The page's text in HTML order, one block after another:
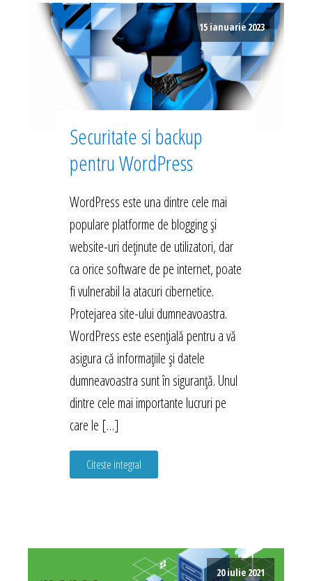
15 ianuarie 2023
Securitate si backup
pentru WordPress
WordPress este una dintre cele mai
populare platforme de blogging și
website-uri deținute de utilizatori, dar
ca orice software de pe internet, poate
fi vulnerabil la atacuri cibernetice.
Protejarea site-ului dumneavoastra.
WordPress este esențială pentru a vă
asigura că informațiile și datele
dumneavoastra sunt în siguranță. Unul
dintre cele mai importante lucruri pe
care le […]
Citeste integral
20 iulie 2021